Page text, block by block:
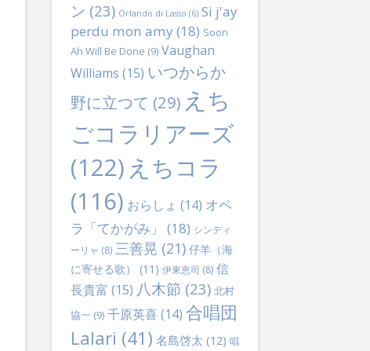
ン (23) Orlando di Lasso (6) Si j'ay
perdu mon amy(18) Soon
Ah Will Be Done (9) Vaughan
Williams (15) いつからか
野に立つて (29) えち
ごコラリアーズ
(122) えちコラ
(116) おらしょ (14) オペ
ラ「てかがみ」
(18) シンディ
ーリャ (8) 三善晃 (21) 仔羊（海
に寄せる歌）
(11) 伊東恵司 (8) 信
長貴富 (15) 八木節 (23) 北村
協一 (9) 千原英喜(14) 合唱団
Lalari (41) 名島啓太 (12) 唱